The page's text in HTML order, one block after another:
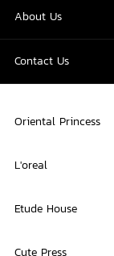
About Us
Contact Us
Oriental Princess
L'oreal
Etude House
Cute Press